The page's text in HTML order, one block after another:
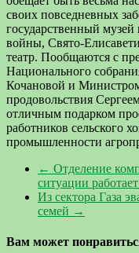
своих повседневных
государственный
войны, Свято­-
театр. Пообщаются с
Национального
Кочановой и Министром
продовольствия
отличным подарком
работников сельского
промышленности
← Отделение
ситуации
Из сектора Газа
семей →
Вам может